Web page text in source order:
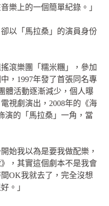
樂上的一個簡單紀錄。」
以「馬拉桑」的演員身份
滾樂團「糯米糰」，參加
，1997年發了首張同名專
體活動逐漸減少，個人曝
視劇演出，2008年的《海
演的「馬拉桑」一角，當
始我以為是要我做配樂，
，其實這個劇本不是我會
OK我就去了，完全沒想
。」